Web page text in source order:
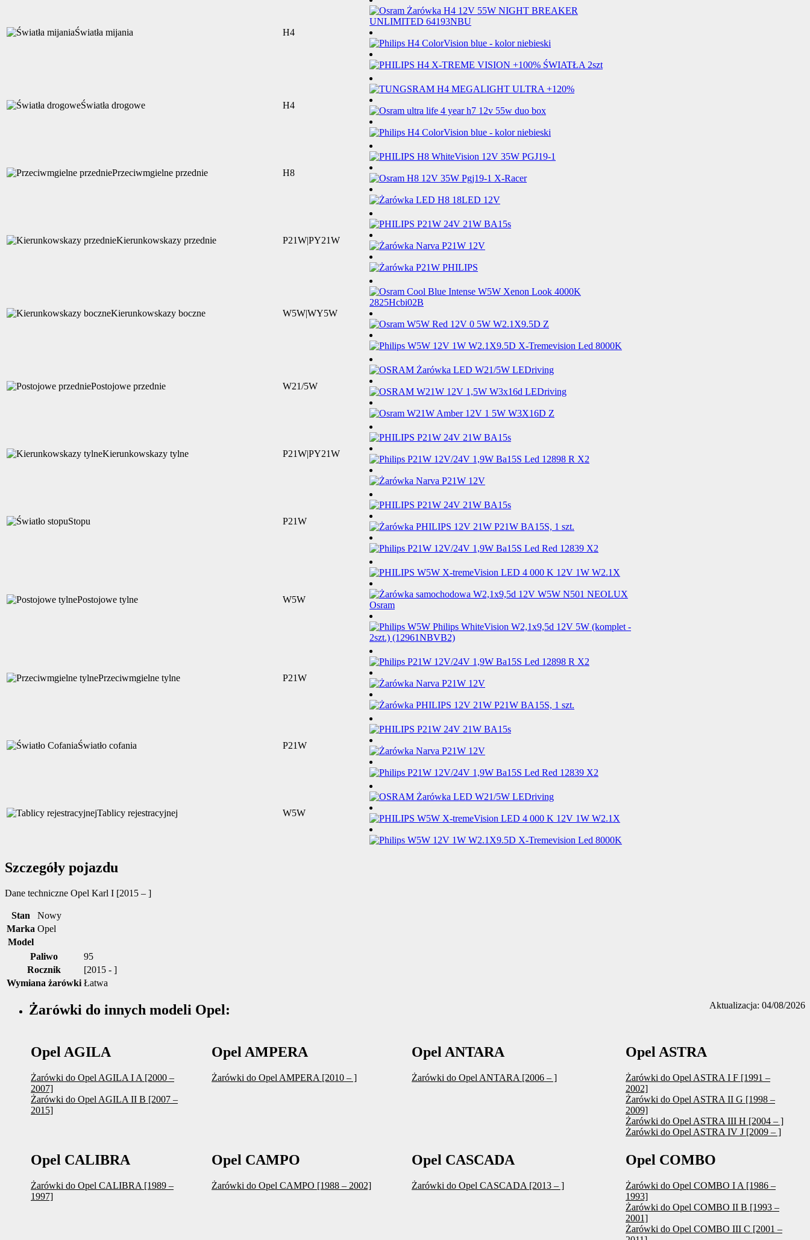
Światła mijania H4
Światła drogowe H4
Przeciwmgielne przednie H8
Kierunkowskazy przednie P21W|PY21W
Kierunkowskazy boczne W5W|WY5W
Postojowe przednie W21/5W
Kierunkowskazy tylne P21W|PY21W
Stopu P21W
Postojowe tylne W5W
Przeciwmgielne tylne P21W
Światło cofania P21W
Tablicy rejestracyjnej W5W
Szczegóły pojazdu
Dane techniczne Opel Karl I [2015 – ]
Stan
Nowy
Marka Opel
Model
Paliwo
95
Rocznik
[2015 - ]
Wymiana żarówki Łatwa
Aktualizacja: 04/08/2026
Żarówki do innych modeli Opel:
Opel AGILA
Żarówki do Opel AGILA I A [2000 –
2007]
Żarówki do Opel AGILA II B [2007 –
2015]
Opel AMPERA
Żarówki do Opel AMPERA [2010 – ]
Opel ANTARA
Żarówki do Opel ANTARA [2006 – ]
Opel ASTRA
Żarówki do Opel ASTRA I F [1991 –
2002]
Żarówki do Opel ASTRA II G [1998 –
2009]
Żarówki do Opel ASTRA III H [2004 – ]
Żarówki do Opel ASTRA IV J [2009 – ]
Opel CALIBRA
Żarówki do Opel CALIBRA [1989 –
1997]
Opel CAMPO
Żarówki do Opel CAMPO [1988 – 2002]
Opel CASCADA
Żarówki do Opel CASCADA [2013 – ]
Opel COMBO
Żarówki do Opel COMBO I A [1986 –
1993]
Żarówki do Opel COMBO II B [1993 –
2001]
Żarówki do Opel COMBO III C [2001 –